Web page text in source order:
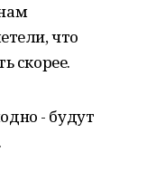
что
скорее.
- будут